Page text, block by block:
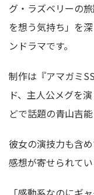
グ・ラズベリーの
を想う気持ち」を
ンドラマです。
制作は『アマガミ
ド、主人公メグを
どで話題の青山吉能
彼女の演技力も含
感想が寄せられてい